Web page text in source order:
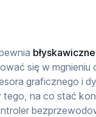
błyskawiczne
się w
graficznego i
na co stać